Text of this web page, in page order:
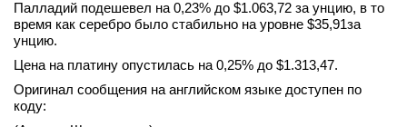
Палладий подешевел на 0,23% до $1.063,72​​ за унцию, в то
время как серебро было стабильно на уровне $35,91​ за
унцию.
Цена на платину опустилась на 0,25% до $1.313,47.
Оригинал сообщения на английском языке доступен по
коду: